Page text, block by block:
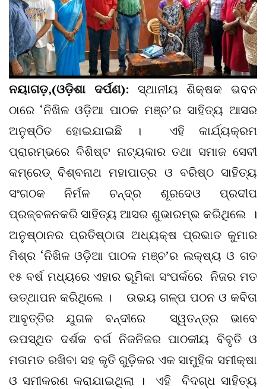
ନୟାଗଡ଼,(ଓଡ଼ିଶା ଦର୍ପଣ): ସ୍ଥାନୀୟ ଶିକ୍ଷକ ଭବନ
ଠାରେ ‘ନିଖିଳ ଓଡ଼ିଆ ପାଠକ ମଞ୍ଚ’ର ସାହିତ୍ୟ ଆସର
ଅନୁଷ୍ଠିତ ହୋଇଯାଇଛି । ଏହି କାର୍ଯ୍ୟକ୍ରମ
ପ୍ରାରମ୍ଭରେ ବିଶିଷ୍ଟ ନାଟ୍ୟକାର ତଥା ସମାଜ ସେବୀ
କମ୍ରେଡ୍ ବିଶ୍ବନାଥ ମହାପାତ୍ର ଓ ବରିଷ୍ଠ ସାହିତ୍ୟ
ସଂଗଠକ ନିର୍ମଳ ଚନ୍ଦ୍ର ଶୂରଦେଓ ପ୍ରଦୀପ
ପ୍ରଜ୍ବଳନକରି ସାହିତ୍ୟ ଆସର ଶୁଭାରମ୍ଭ କରିଥିଲେ ।
ଅନୁଷ୍ଠାନର ପ୍ରତିଷ୍ଠାତା ଅଧ୍ୟକ୍ଷ ପ୍ରଭାତ କୁମାର
ମିଶ୍ର ‘ନିଖିଳ ଓଡ଼ିଆ ପାଠକ ମଞ୍ଚ’ର ଲକ୍ଷ୍ୟ ଓ ଗତ
୧୫ ବର୍ଷ ମଧ୍ୟରେ ଏହାର ଭୂମିକା ସଂପର୍କରେ ନିଜର ମତ
ଉତ୍ଥାପନ କରିଥିଲେ । ଉଭୟ ଗଳ୍ପ ପଠନ ଓ କବିତା
ଆବୃତ୍ତିର ଯୁଗଳ ବନ୍ଦୀରେ ସ୍ୱତନ୍ତ୍ର ଭାବେ
ଉପସ୍ଥିତ ଦର୍ଶକ ବର୍ଗ ନିଜନିଜର ପାଠକୀୟ ବିବୃତି ଓ
ମତାମତ ରଖିବା ସହ କୃତି ଗୁଡ଼ିକର ଏକ ସାମୁହିକ ସମୀକ୍ଷା
ଓ ସମୀକରଣ କରାଯାଇଥିଲା । ଏହି ବିଦଗ୍ଧ ସାହିତ୍ୟ